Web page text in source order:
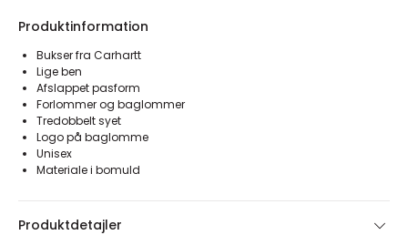
Produktinformation
Bukser fra Carhartt
Lige ben
Afslappet pasform
Forlommer og baglommer
Tredobbelt syet
Logo på baglomme
Unisex
Materiale i bomuld
Produktdetajler